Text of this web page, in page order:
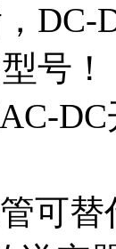
DC-
号！
可